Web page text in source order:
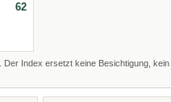
62
. Der Index ersetzt keine Besichtigung, kein